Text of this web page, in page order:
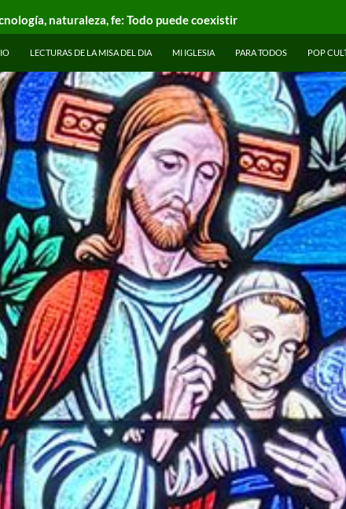
naturaleza, fe: Todo puede coexistir
LECTURAS DE LA MISA DEL DIA MI IGLESIA PARA TODOS POP